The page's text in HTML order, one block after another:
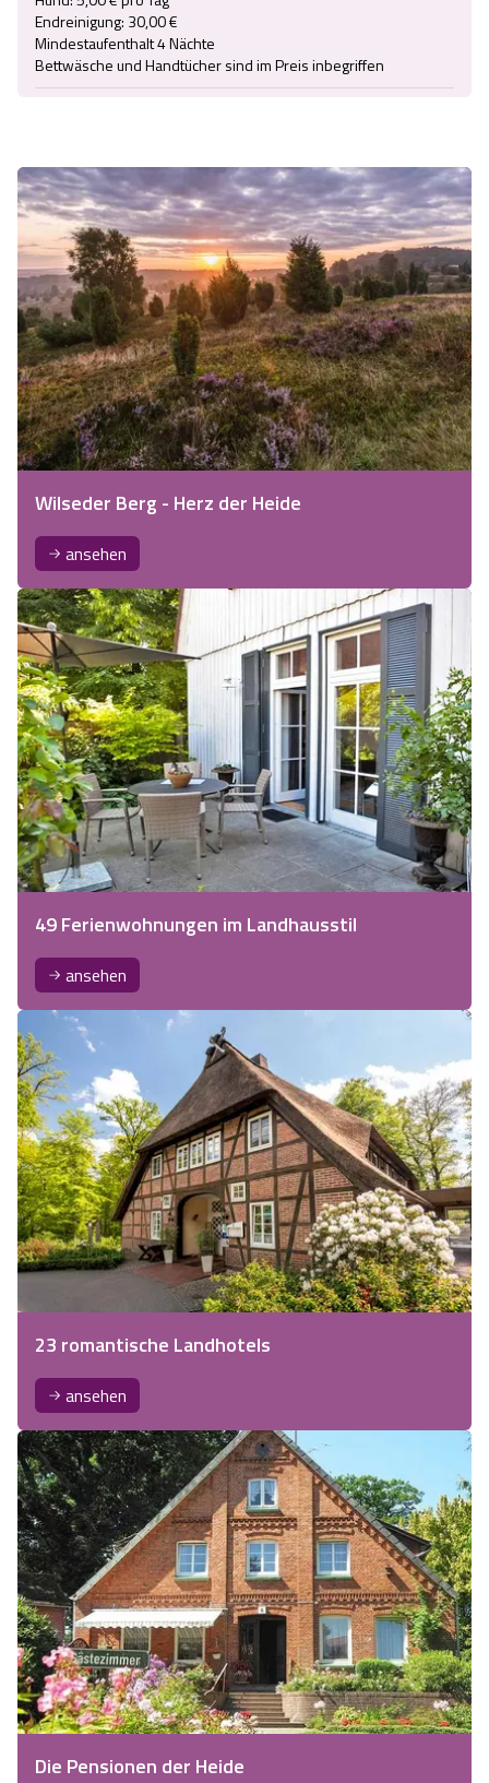
Endreinigung: 30,00 €
Mindestaufenthalt 4 Nächte
Wilseder Berg - Herz der Heide
ansehen
49 Ferienwohnungen im Landhausstil
ansehen
23 romantische Landhotels
ansehen
Die Pensionen der Heide